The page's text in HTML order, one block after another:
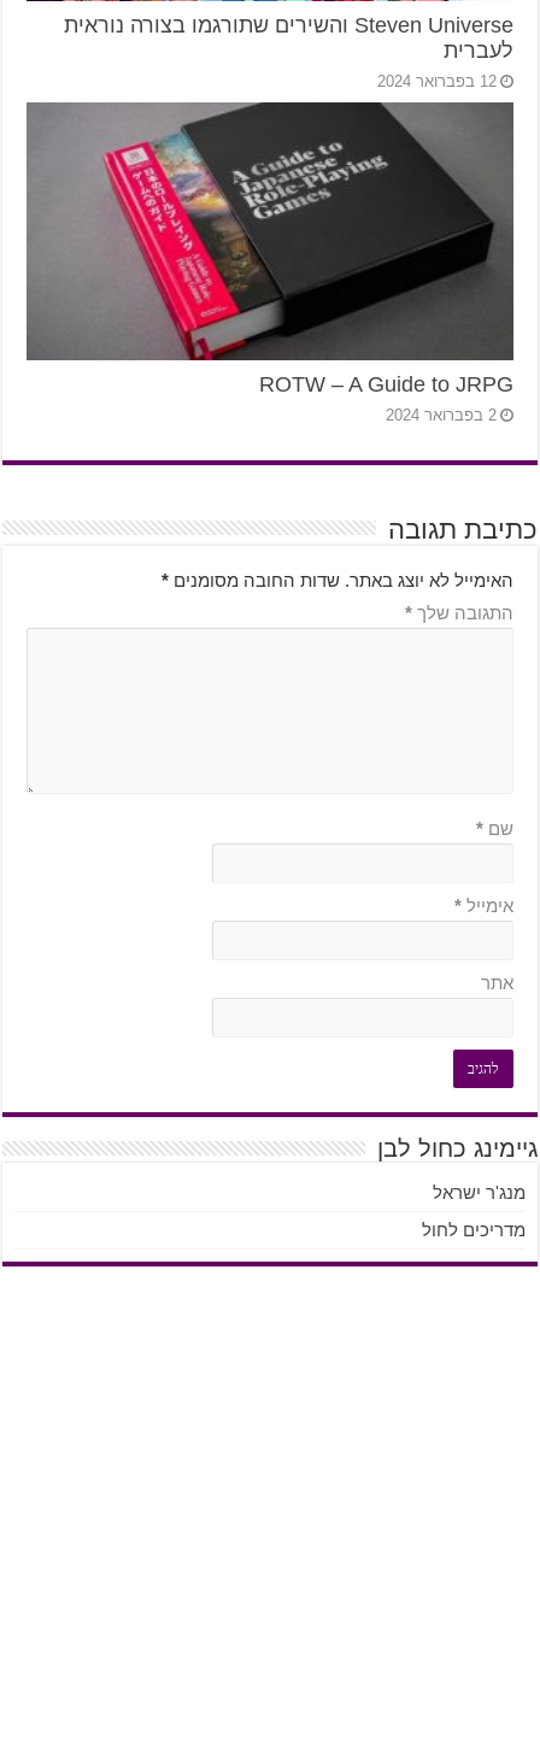
Steven Universe והשירים שתורגמו בצורה נוראית
לעברית
12 בפברואר 2024
ROTW – A Guide to JRPG
2 בפברואר 2024
כתיבת תגובה
האימייל לא יוצג באתר. שדות החובה מסומנים *
התגובה שלך *
שם *
אימייל *
אתר
גיימינג כחול לבן
מנג'ר ישראל
מדריכים לחול